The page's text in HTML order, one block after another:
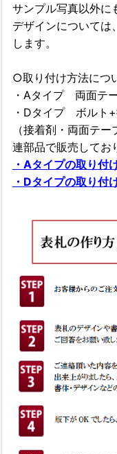
サンプル写真以外に
デザインについては
します。
○取り付け方法につ
・Aタイプ 両面テ
・Dタイプ ボルト
（接着剤・両面テ
連部品で販売してお
・Aタイプの取り付
・Dタイプの取り付